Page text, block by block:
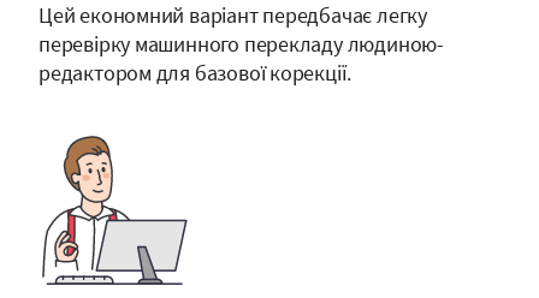
Цей економний варіант передбачає легку
перевірку машинного перекладу людиною-
редактором для базової корекції.